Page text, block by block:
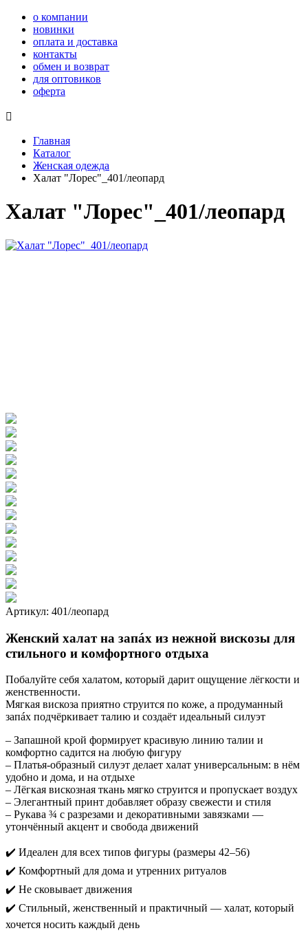
о компании
новинки
оплата и доставка
контакты
обмен и возврат
для оптовиков
оферта

Главная
Каталог
Женская одежда
Халат "Лорес"_401/леопард
Халат "Лорес"_401/леопард
Артикул: 401/леопард
Женский халат на запáх из нежной вискозы для
стильного и комфортного отдыха
Побалуйте себя халатом, который дарит ощущение лёгкости и
женственности.
Мягкая вискоза приятно струится по коже, а продуманный
запáх подчёркивает талию и создаёт идеальный силуэт
– Запашной крой формирует красивую линию талии и
комфортно садится на любую фигуру
– Платья-образный силуэт делает халат универсальным: в нём
удобно и дома, и на отдыхе
– Лёгкая вискозная ткань мягко струится и пропускает воздух
– Элегантный принт добавляет образу свежести и стиля
– Рукава ¾ с разрезами и декоративными завязками —
утончённый акцент и свобода движений
✔️ Идеален для всех типов фигуры (размеры 42–56)
✔️ Комфортный для дома и утренних ритуалов
✔️ Не сковывает движения
✔️ Стильный, женственный и практичный — халат, который
хочется носить каждый день